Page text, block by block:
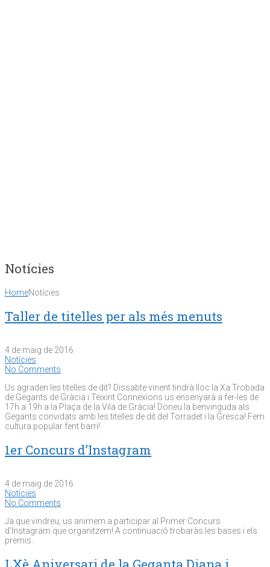
Notícies
HomeNotícies
Taller de titelles per als més menuts
4 de maig de 2016
Notícies
No Comments
Us agraden les titelles de dit? Dissabte vinent tindrà lloc la Xa Trobada
de Gegants de Gràcia i Teixint Connexions us ensenyarà a fer-les de
17h a 19h a la Plaça de la Vila de Gràcia! Doneu la benvinguda als
Gegants convidats amb les titelles de dit del Torradet i la Gresca! Fem
cultura popular fent barri!
1er Concurs d’Instagram
4 de maig de 2016
Notícies
No Comments
Ja que vindreu, us animem a participar al Primer Concurs
d’Instagram que organitzem! A continuació trobaràs les bases i els
premis.